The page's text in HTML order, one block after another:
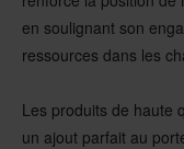
en soulignant son
ressources dans les
Les produits de haute
un ajout parfait au